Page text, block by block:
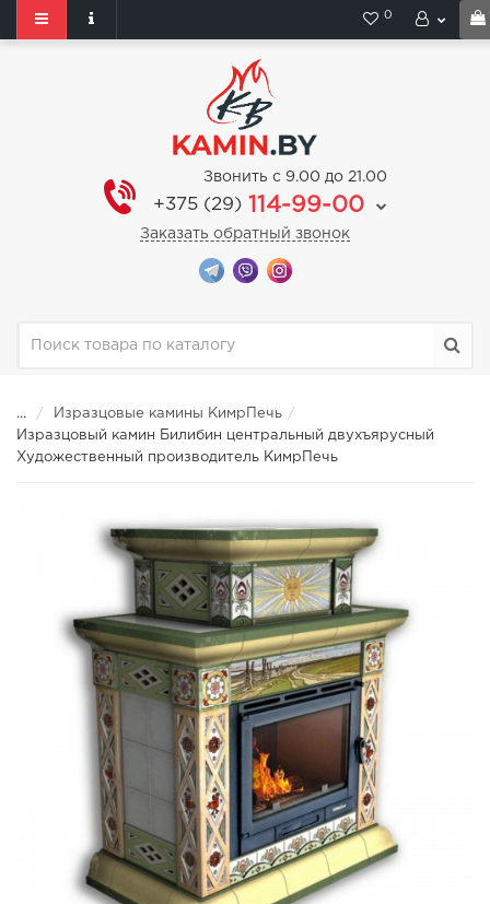
0
Звонить с 9.00 до 21.00
+375 (29) 114-99-00
Заказать обратный звонок
...
Изразцовые камины КимрПечь
Изразцовый камин Билибин центральный двухъярусный
Художественный производитель КимрПечь